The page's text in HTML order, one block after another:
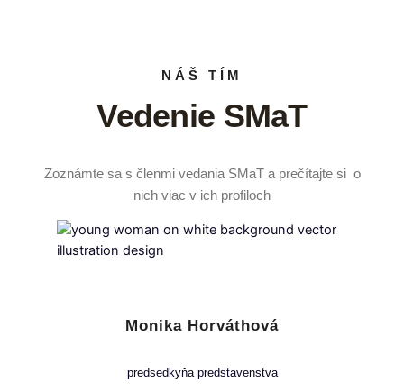
NÁŠ TÍM
Vedenie SMaT
Zoznámte sa s členmi vedania SMaT a prečítajte si o
nich viac v ich profiloch
Monika Horváthová
predsedkyňa predstavenstva